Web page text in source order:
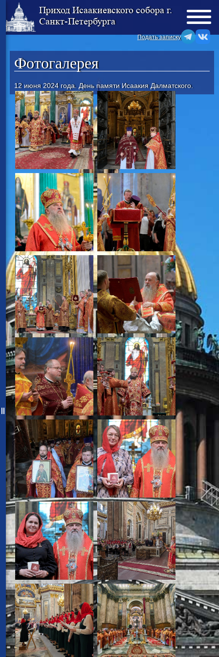
Приход Исаакиевского собора г.
Санкт-Петербурга
Подать записку
Фотогалерея
12 июня 2024 года. День памяти Исаакия Далматского.